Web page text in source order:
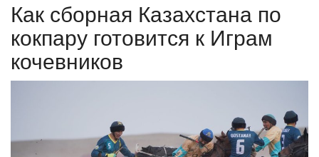
ПАВЛОДАРСКАЯ ОБЛАСТЬ
КАЗАХСТАН
СПЕЦПРОЕКТЫ
Как сборная Казахстана по
кокпару готовится к Играм
кочевников